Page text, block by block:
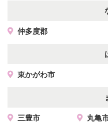
仲多度郡
東かがわ市
三豊市 丸亀